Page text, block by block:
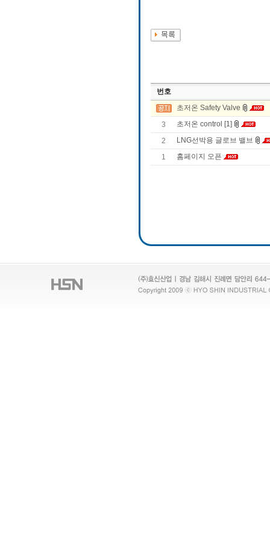
번호
초저온 Safety Valve
3
초저온 control [1]
2
LNG선박용 글로브 밸브
1
홈페이지 오픈